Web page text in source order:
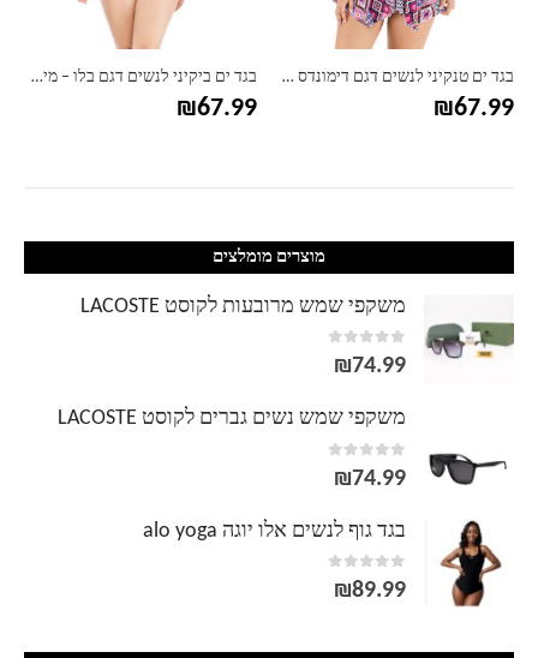
בגד ים טנקיני לנשים דגם דימונדס – מידות גדולות
₪67.99
בגד ים ביקיני לנשים דגם בלו – מידות גדולות
₪67.99
מוצרים מומלצים
משקפי שמש מרובעות לקוסט LACOSTE
0
out of 5
₪74.99
משקפי שמש נשים גברים לקוסט LACOSTE
0
out of 5
₪74.99
בגד גוף לנשים אלו יוגה alo yoga
0
out of 5
₪89.99